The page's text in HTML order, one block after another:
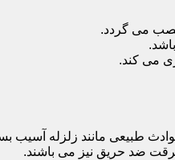
می گردد.
می کند.
طبیعی مانند زلزله آسیب
ضد حریق نیز می باشند.